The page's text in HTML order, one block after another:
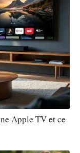
Apple TV et ce